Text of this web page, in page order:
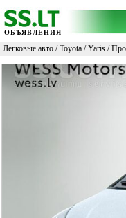
ОБЪЯВЛЕНИЯ
Легковые авто /Toyota /Yaris /